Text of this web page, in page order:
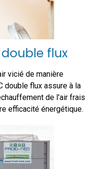
flux
vicié de manière
double flux assure à la
de l'air frais
efficacité énergétique.